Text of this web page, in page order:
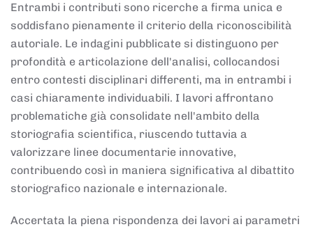
Entrambi i contributi sono ricerche a firma unica e
soddisfano pienamente il criterio della riconoscibilità
autoriale. Le indagini pubblicate si distinguono per
profondità e articolazione dell'analisi, collocandosi
entro contesti disciplinari differenti, ma in entrambi i
casi chiaramente individuabili. I lavori affrontano
problematiche già consolidate nell'ambito della
storiografia scientifica, riuscendo tuttavia a
valorizzare linee documentarie innovative,
contribuendo così in maniera significativa al dibattito
storiografico nazionale e internazionale.
Accertata la piena rispondenza dei lavori ai parametri